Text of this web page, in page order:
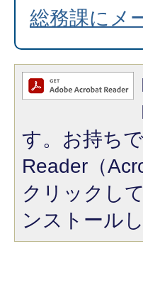
総務課にメ
す。お持ち
Reader（
クリックし
ンストール